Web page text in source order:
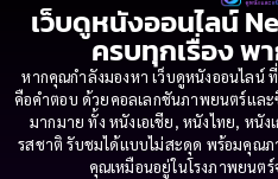
เว็บดูหนังออนไลน์
ครบทุกเรื่อง พ
หากคุณกำลังมองหา เว็บดูหนังออนไลน์
คือคำตอบ ด้วยคอลเลกชันภาพยนตร์แล
มากมาย ทั้ง หนังเอเชีย, หนังไทย, หนั
รสชาติ รับชมได้แบบไม่สะดุด พร้อมคุณ
คุณเหมือนอยู่ในโรงภาพยนต